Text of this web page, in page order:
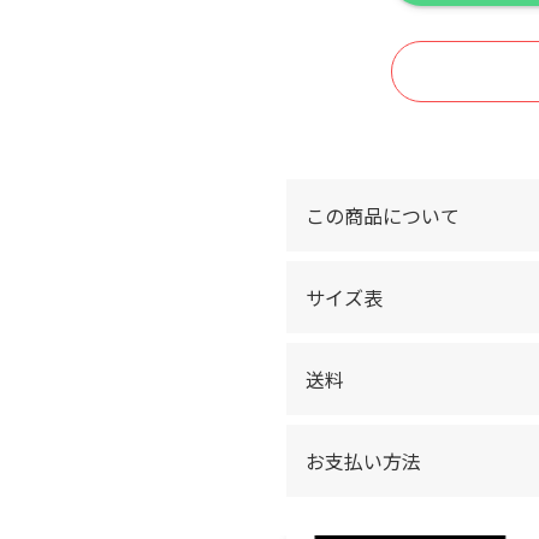
この商品について
サイズ表
送料
お支払い方法